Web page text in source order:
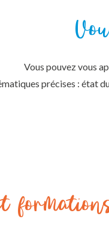
Vous pouvez vous
précises : état